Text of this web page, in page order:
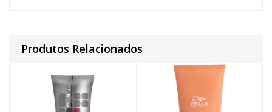
Produtos Relacionados